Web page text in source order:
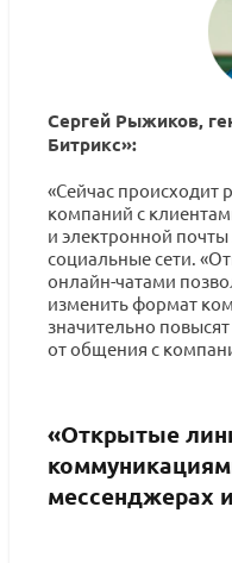
Сергей Рыжиков,
Битрикс»:
«Сейчас происходит
компаний с
и электронной
социальные сети.
онлайн-чатами
изменить формат
значительно
от общения с
«Открытые
мессенджерах